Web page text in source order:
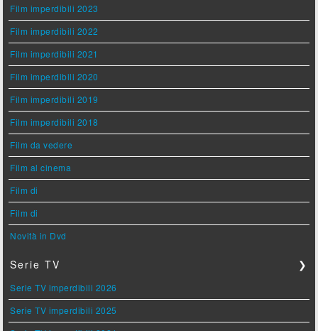
Film imperdibili 2023
Film imperdibili 2022
Film imperdibili 2021
Film imperdibili 2020
Film imperdibili 2019
Film imperdibili 2018
Film da vedere
Film al cinema
Film di
Film di
Novità in Dvd
Serie TV ❯
Serie TV imperdibili 2026
Serie TV imperdibili 2025